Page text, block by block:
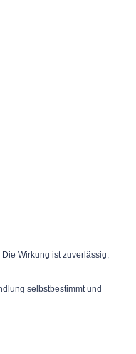
Wirkung ist zuverlässig,
selbstbestimmt und